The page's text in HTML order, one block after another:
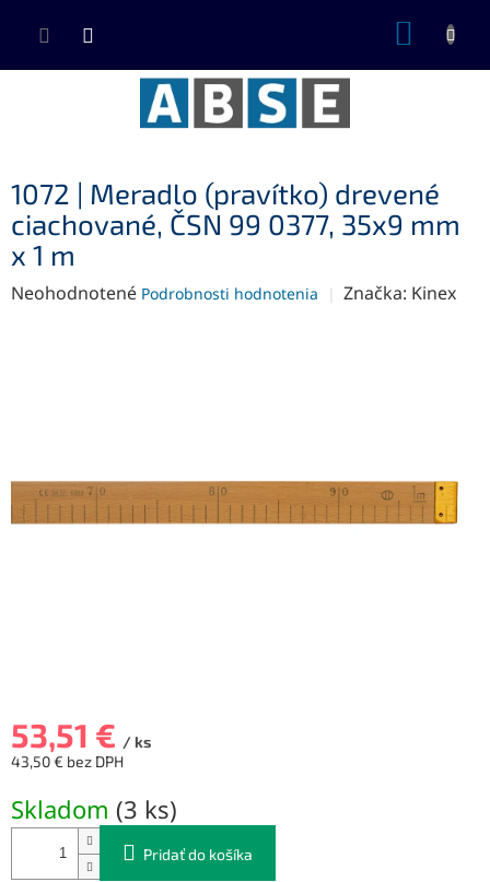
1072 | Meradlo (pravítko) drevené
ciachované, ČSN 99 0377, 35x9 mm
x 1 m
Priemerné
Neohodnotené Podrobnosti hodnotenia Značka: Kinex
53,51 € / ks
43,50 € bez DPH
cena:
Skladom (3 ks)
Pridať do košíka